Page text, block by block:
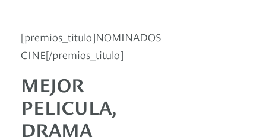
[premios_titulo]NOMINADOS
CINE[/premios_titulo]
MEJOR
PELICULA,
DRAMA